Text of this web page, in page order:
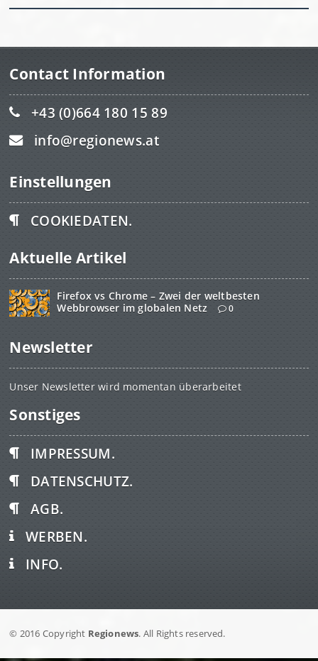
Contact Information
+43 (0)664 180 15 89
info@regionews.at
Einstellungen
COOKIEDATEN.
Aktuelle Artikel
Firefox vs Chrome – Zwei der weltbesten
Webbrowser im globalen Netz
0
Newsletter
Unser Newsletter wird momentan überarbeitet
Sonstiges
IMPRESSUM.
DATENSCHUTZ.
AGB.
WERBEN.
INFO.
© 2016 Copyright Regionews. All Rights reserved.